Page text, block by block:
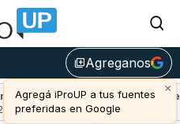
library_addAgreganos
×
Agregá iProUP a tus fuentes
preferidas en Google
(-1,23%)
Avalanche
u$s 6,45